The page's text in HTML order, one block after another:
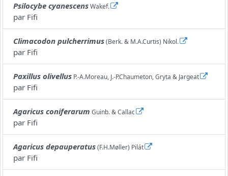
Psilocybe cyanescensWakef.
par Fifi
Climacodon pulcherrimus(Berk. & M.A.Curtis) Nikol.
par Fifi
Paxillus olivellus P.-A.Moreau, J.-P.Chaumeton, Gryta & Jargeat
par Fifi
Agaricus coniferarum Guinb. & Callac
par Fifi
Agaricus depauperatus(F.H.Møller) Pilát
par Fifi